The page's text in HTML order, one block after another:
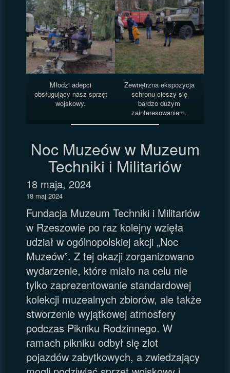
Młodzi adepci
obsługujący nasz sprzęt
wojskowy.
Zewnętrzna ekspozycja
schronu cieszy się
bardzo dużym
zainteresowaniem.
Noc Muzeów w Muzeum
Techniki i Militariów
18 maja, 2024
18 maj 2024
Fundacja Muzeum Techniki i Militariów
w Rzeszowie po raz kolejny wzięła
udział w ogólnopolskiej akcji „Noc
Muzeów”. Z tej okazji zorganizowano
wydarzenie, które miało na celu nie
tylko zaprezentowanie standardowej
kolekcji muzealnych zbiorów, ale także
stworzenie wyjątkowej atmosfery
podczas Pikniku Rodzinnego. W
ramach pikniku odbył się zlot
pojazdów zabytkowych, a zwiedzający